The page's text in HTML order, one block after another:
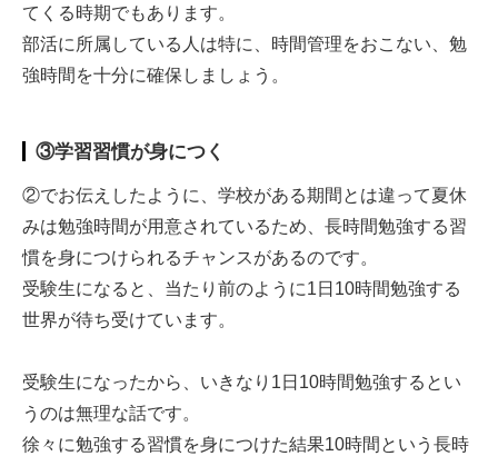
てくる時期でもあります。
部活に所属している人は特に、時間管理をおこない、勉
強時間を十分に確保しましょう。
③学習習慣が身につく
②でお伝えしたように、学校がある期間とは違って夏休
みは勉強時間が用意されているため、長時間勉強する習
慣を身につけられるチャンスがあるのです。
受験生になると、当たり前のように1日10時間勉強する
世界が待ち受けています。
受験生になったから、いきなり1日10時間勉強するとい
うのは無理な話です。
徐々に勉強する習慣を身につけた結果10時間という長時